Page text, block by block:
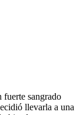
fuerte sangrado
llevarla a una